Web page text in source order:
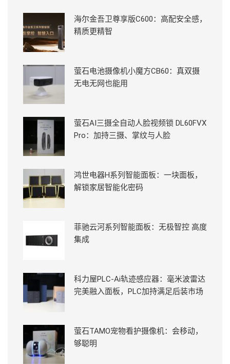
海尔金吾卫尊享版C600：高配安全感，
精质更精智
萤石电池摄像机小魔方CB60：真双摄
无电无网也能用
萤石AI三摄全自动人脸视频锁 DL60FVX
Pro：加持三摄、掌纹与人脸
鸿世电器H系列智能面板：一块面板，
解锁家居智能化密码
菲驰云河系列智能面板：无极智控 高度
集成
科力屋PLC-Ai轨迹感应器：毫米波雷达
完美融入面板，PLC加持满足后装市场
萤石TAMO宠物看护摄像机：会移动，
够聪明